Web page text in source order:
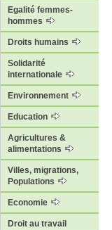
Egalité femmes-
hommes
Droits humains
Solidarité
internationale
Environnement
Education
Agricultures &
alimentations
Villes, migrations,
Populations
Economie
Droit au travail